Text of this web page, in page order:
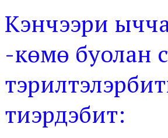
Кэнчээри
-көмө буолан
тиэрдэбит: